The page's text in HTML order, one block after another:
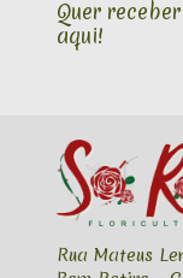
Quer
aqui!
Rua Mateus